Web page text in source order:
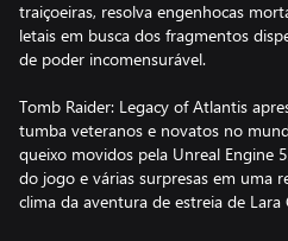
traiçoeiras, resolva engenhocas
letais em busca dos fragmentos
de poder incomensurável.
Tomb Raider: Legacy of Atlantis
tumba veteranos e novatos no
queixo movidos pela Unreal Engine
do jogo e várias surpresas em uma
clima da aventura de estreia de Lara